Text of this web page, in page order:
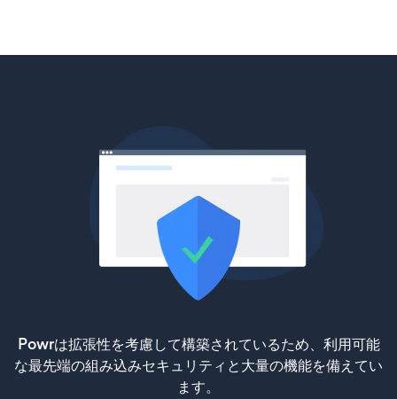
Powrは拡張性を考慮して構築されているため、利用可能
な最先端の組み込みセキュリティと大量の機能を備えてい
ます。